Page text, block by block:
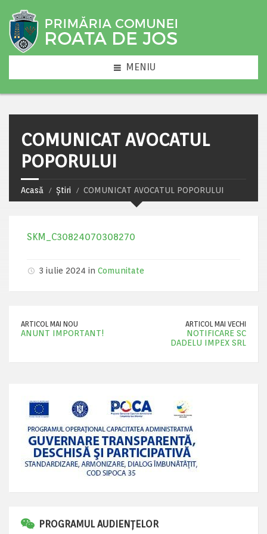
MENIU
COMUNICAT AVOCATUL
POPORULUI
Acasă Știri COMUNICAT AVOCATUL POPORULUI
SKM_C30824070308270
3 iulie 2024 in Comunitate
ARTICOL MAI NOU
ANUNT IMPORTANT!
ARTICOL MAI VECHI
NOTIFICARE SC
DADELU IMPEX SRL
PROGRAMUL AUDIENȚELOR